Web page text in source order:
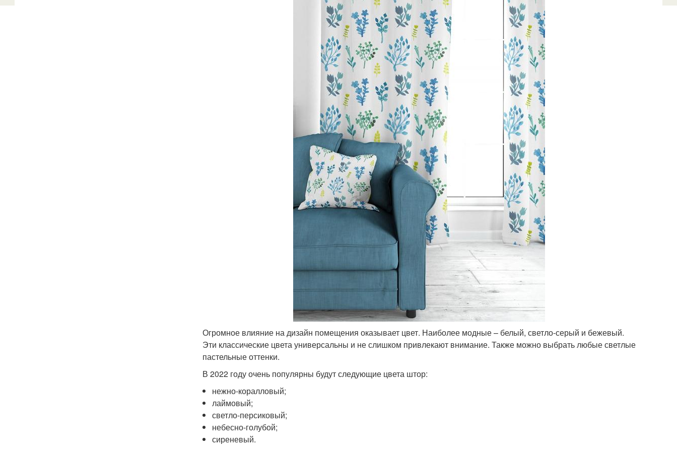
Огромное влияние на дизайн помещения оказывает цвет. Наиболее модные – белый, светло-серый и бежевый.
Эти классические цвета универсальны и не слишком привлекают внимание. Также можно выбрать любые светлые
пастельные оттенки.
В 2022 году очень популярны будут следующие цвета штор:
нежно-коралловый;
лаймовый;
светло-персиковый;
небесно-голубой;
сиреневый.